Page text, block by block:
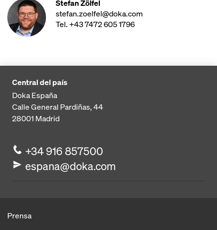
Stefan Zölfel
stefan.zoelfel@doka.com
Tel. +43 7472 605 1796
Central del país
Doka España
Calle General Pardiñas, 44
28001 Madrid
+34 916 857500
espana@doka.com
Prensa